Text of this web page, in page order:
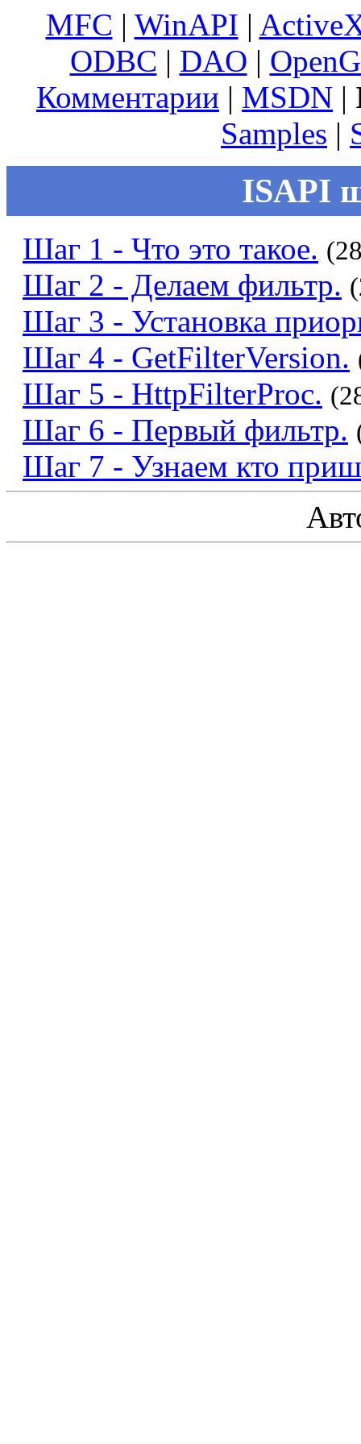
MFC | WinAPI |
ODBC | DAO |
Комментарии | MSDN |
Samples |
ISAPI
Шаг 1 - Что это такое.
Шаг 2 - Делаем фильтр.
Шаг 3 - Установка
Шаг 4 - GetFilterVersion.
Шаг 5 - HttpFilterProc.
Шаг 6 - Первый фильтр.
Шаг 7 - Узнаем кто